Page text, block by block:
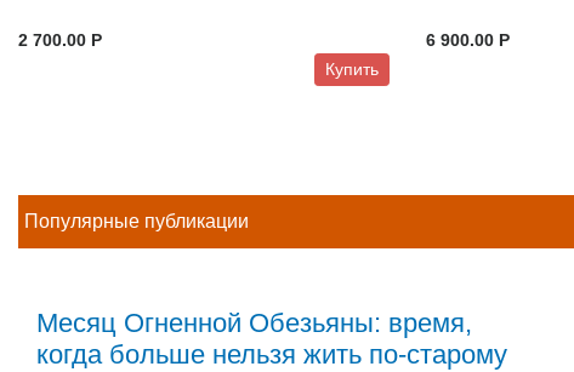
2 700.00 P
Купить
6 900.00 P
Популярные публикации
Месяц Огненной Обезьяны: время,
когда больше нельзя жить по-старому